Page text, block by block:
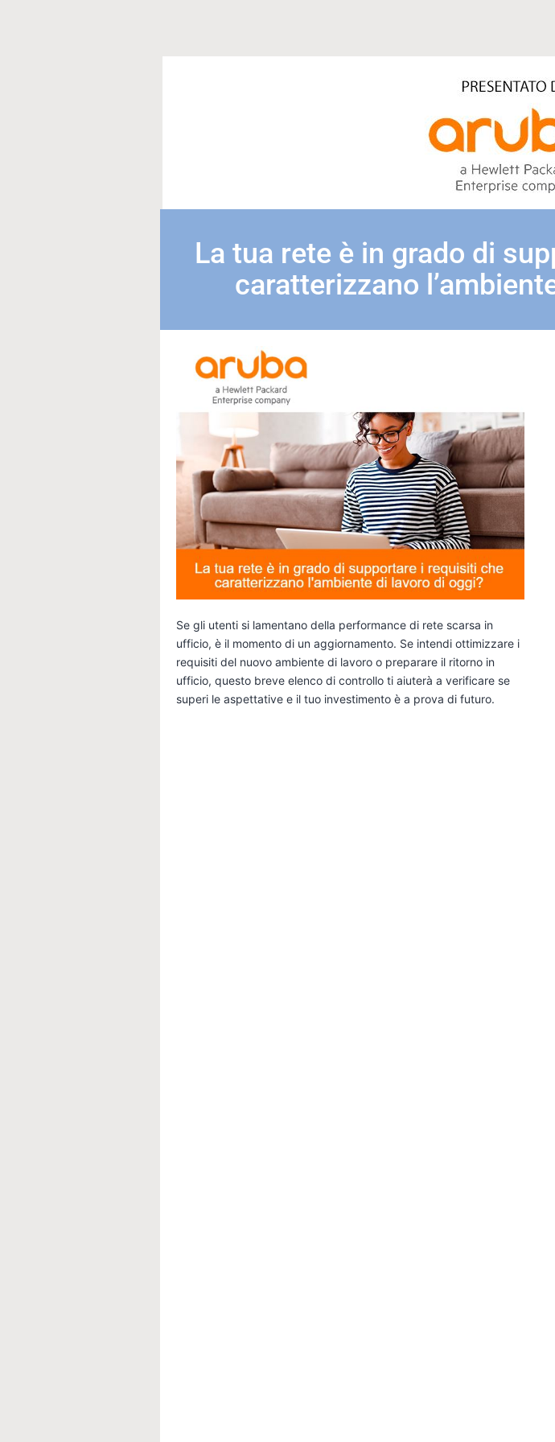
La tua rete è in grado di
caratterizzano
Se gli utenti si lamentano della performance di rete scarsa in
ufficio, è il momento di un aggiornamento. Se intendi ottimizzare i
requisiti del nuovo ambiente di lavoro o preparare il ritorno in
ufficio, questo breve elenco di controllo ti aiuterà a verificare se
superi le aspettative e il tuo investimento è a prova di futuro.